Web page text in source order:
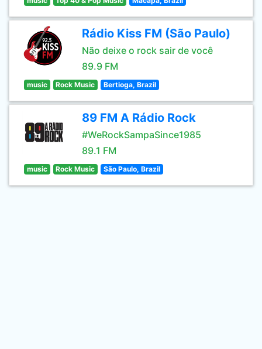
Rádio Kiss FM (São Paulo)
Não deixe o rock sair de você
89.9 FM
music Rock Music Bertioga, Brazil
89 FM A Rádio Rock
#WeRockSampaSince1985
89.1 FM
music Rock Music São Paulo, Brazil